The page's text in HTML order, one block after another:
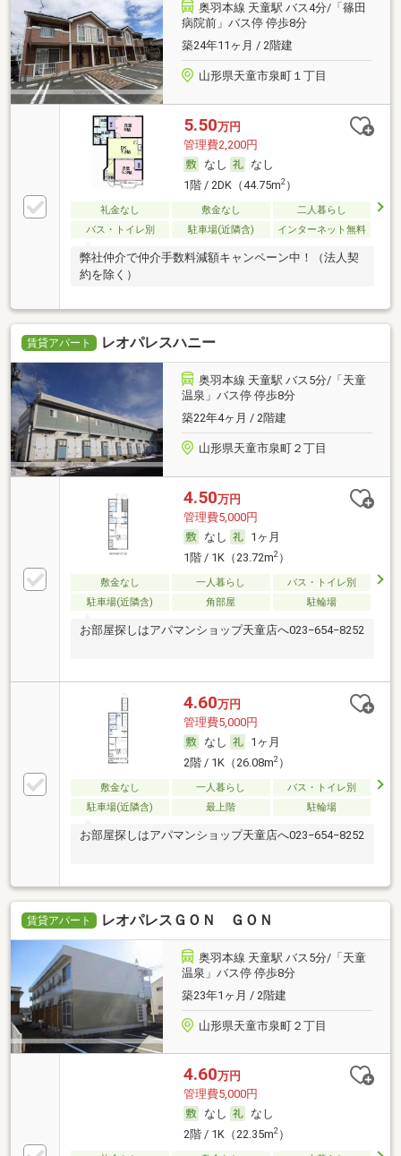
奥羽本線 天童駅 バス4分/「篠田
病院前」バス停 停歩8分
築24年11ヶ月 / 2階建
山形県天童市泉町１丁目
5.50万円
管理費2,200円
なし
なし
1階 / 2DK（44.75m2）
礼金なし 敷金なし
二人暮らし
バス・トイレ別
駐車場(近隣含) インターネット無料
弊社仲介で仲介手数料減額キャンペーン中！（法人契
約を除く）
賃貸アパート レオパレスハニー
奥羽本線 天童駅 バス5分/「天童
温泉」バス停 停歩8分
築22年4ヶ月 / 2階建
山形県天童市泉町２丁目
4.50万円
管理費5,000円
なし
1ヶ月
1階 / 1K（23.72m2）
敷金なし 一人暮らし
バス・トイレ別
駐車場(近隣含)
角部屋 駐輪場
お部屋探しはアパマンショップ天童店へ023−654−8252
4.60万円
管理費5,000円
なし
1ヶ月
2階 / 1K（26.08m2）
敷金なし 一人暮らし
バス・トイレ別
駐車場(近隣含)
最上階 駐輪場
お部屋探しはアパマンショップ天童店へ023−654−8252
賃貸アパート レオパレスＧＯＮ ＧＯＮ
奥羽本線 天童駅 バス5分/「天童
温泉」バス停 停歩8分
築23年1ヶ月 / 2階建
山形県天童市泉町２丁目
4.60万円
管理費5,000円
なし
なし
2階 / 1K（22.35m2）